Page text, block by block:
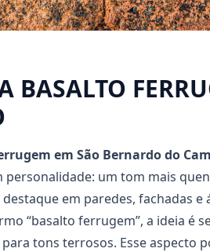
BASALTO
em São Bernardo do
um tom mais
em paredes, fachadas e
“basalto ferrugem”, a ideia é
tons terrosos. Esse aspecto